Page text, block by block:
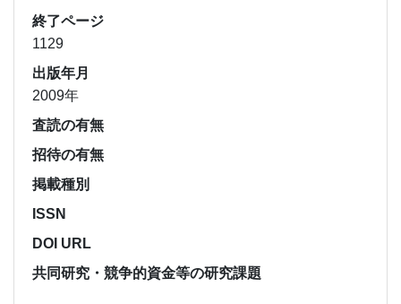
終了ページ
1129
出版年月
2009年
査読の有無
招待の有無
掲載種別
ISSN
DOI URL
共同研究・競争的資金等の研究課題